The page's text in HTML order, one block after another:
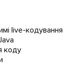
live-кодування
коду